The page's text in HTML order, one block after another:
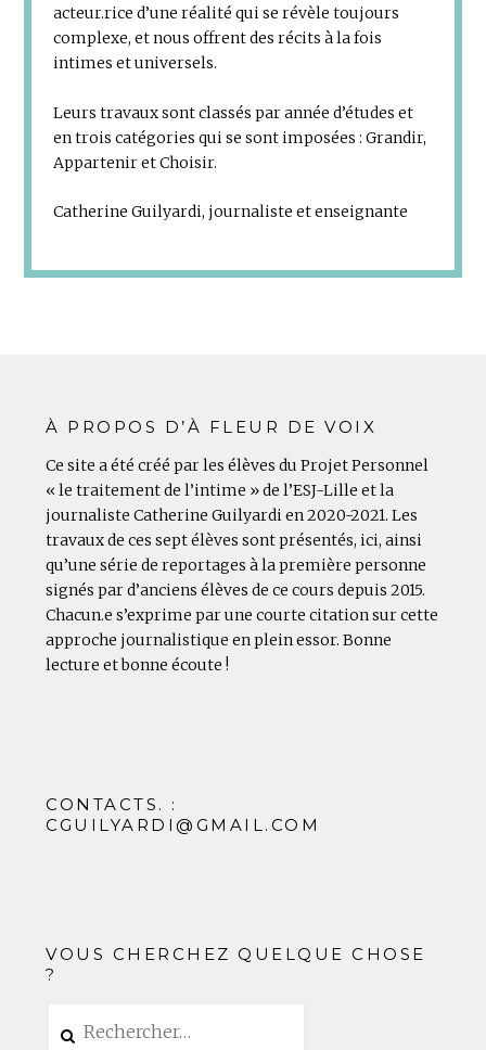
acteur.rice d’une réalité qui se révèle toujours
complexe, et nous offrent des récits à la fois
intimes et universels.
Leurs travaux sont classés par année d’études et
en trois catégories qui se sont imposées : Grandir,
Appartenir et Choisir.
Catherine Guilyardi, journaliste et enseignante
À PROPOS D’À FLEUR DE VOIX
Ce site a été créé par les élèves du Projet Personnel
« le traitement de l’intime » de l’ESJ-Lille et la
journaliste Catherine Guilyardi en 2020-2021. Les
travaux de ces sept élèves sont présentés, ici, ainsi
qu’une série de reportages à la première personne
signés par d’anciens élèves de ce cours depuis 2015.
Chacun.e s’exprime par une courte citation sur cette
approche journalistique en plein essor. Bonne
lecture et bonne écoute !
CONTACTS. :
CGUILYARDI@GMAIL.COM
VOUS CHERCHEZ QUELQUE CHOSE
?